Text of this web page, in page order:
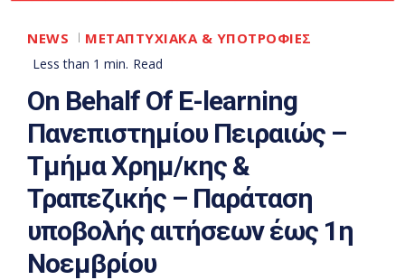
NEWS ΜΕΤΑΠΤΥΧΙΑΚΑ & ΥΠΟΤΡΟΦΙΕΣ
Less than 1 min. Read
On Behalf Of E-learning
Πανεπιστημίου Πειραιώς –
Τμήμα Χρημ/κης &
Τραπεζικής – Παράταση
υποβολής αιτήσεων έως 1η
Νοεμβρίου